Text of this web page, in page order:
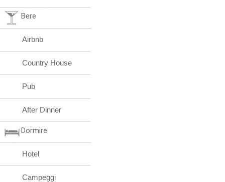
Bere
Airbnb
Country House
Pub
After Dinner
Dormire
Hotel
Campeggi